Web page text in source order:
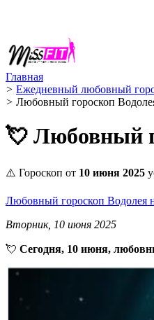
Главная
> Ежедневный любовный
> Любовный гороскоп
💘 Любовный
⚠️ Гороскоп от 10 июня 2025
Любовный гороскоп Водолея
Вторник, 10 июня 2025
💘 Сегодня, 10 июня,